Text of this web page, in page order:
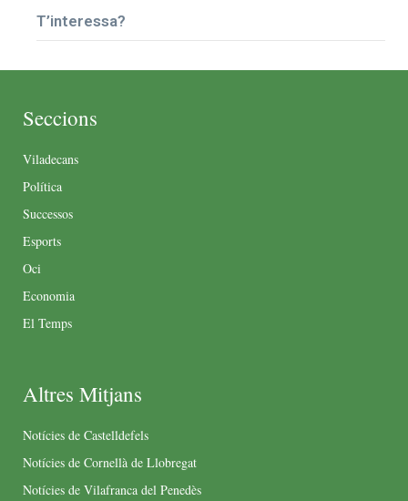
T’interessa?
Seccions
Viladecans
Política
Successos
Esports
Oci
Economia
El Temps
Altres Mitjans
Notícies de Castelldefels
Notícies de Cornellà de Llobregat
Notícies de Vilafranca del Penedès